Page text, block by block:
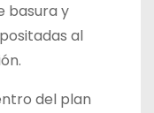
basura y
al
del plan